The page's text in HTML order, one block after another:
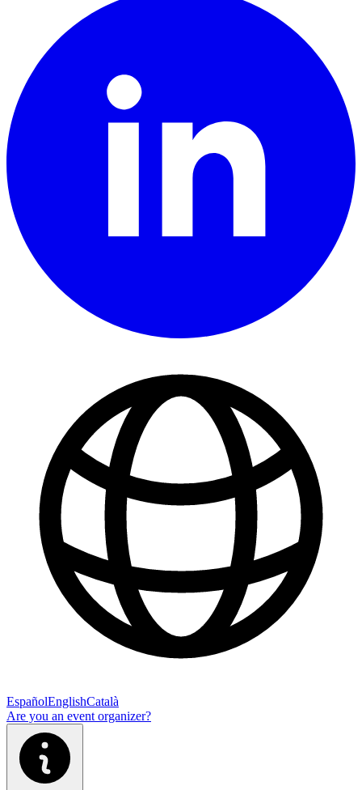
EspañolEnglishCatalà
Are you an event organizer?